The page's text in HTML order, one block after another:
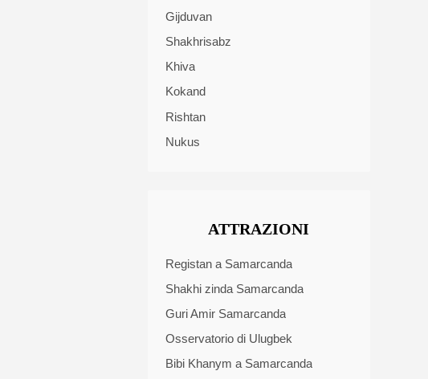
Gijduvan
Shakhrisabz
Khiva
Kokand
Rishtan
Nukus
ATTRAZIONI
Registan a Samarcanda
Shakhi zinda Samarcanda
Guri Amir Samarcanda
Osservatorio di Ulugbek
Bibi Khanym a Samarcanda